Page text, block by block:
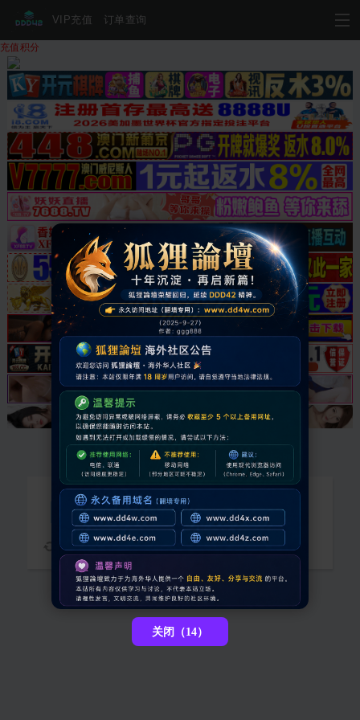
VIP充值 订单查询
充值积分
抱歉，您需要登录后才能查看
请稍候...
关闭（13）